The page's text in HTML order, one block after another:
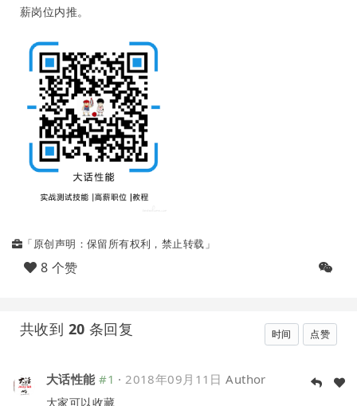
薪岗位内推。
「原创声明：保留所有权利，禁止转载」
8 个赞
共收到 20 条回复 时间 点赞
大话性能 #1 · 2018年09月11日 Author
大家可以收藏